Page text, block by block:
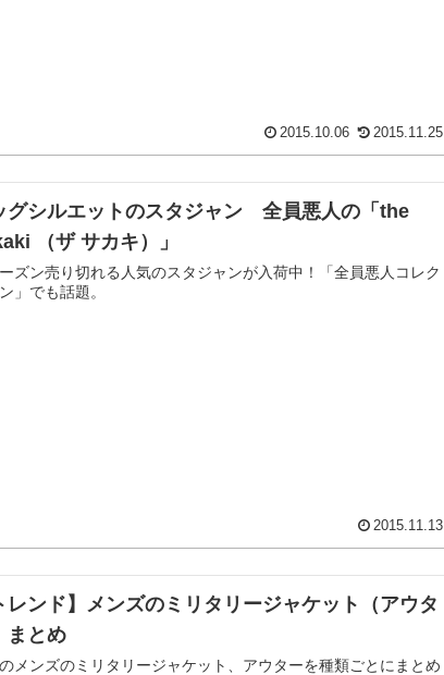
2015.10.06 2015.11.25
グシルエットのスタジャン 全員悪人の「the
（ザ サカキ）」
ズン売り切れる人気のスタジャンが入荷中！「全員悪人コレク
」でも話題。
2015.11.13
レンド】メンズのミリタリージャケット（アウタ
まとめ
メンズのミリタリージャケット、アウターを種類ごとにまとめ